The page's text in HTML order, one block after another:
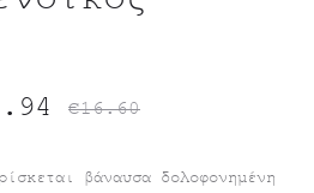
βάναυσα δολοφονημένη
€16.60